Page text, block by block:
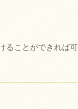
ることができれば